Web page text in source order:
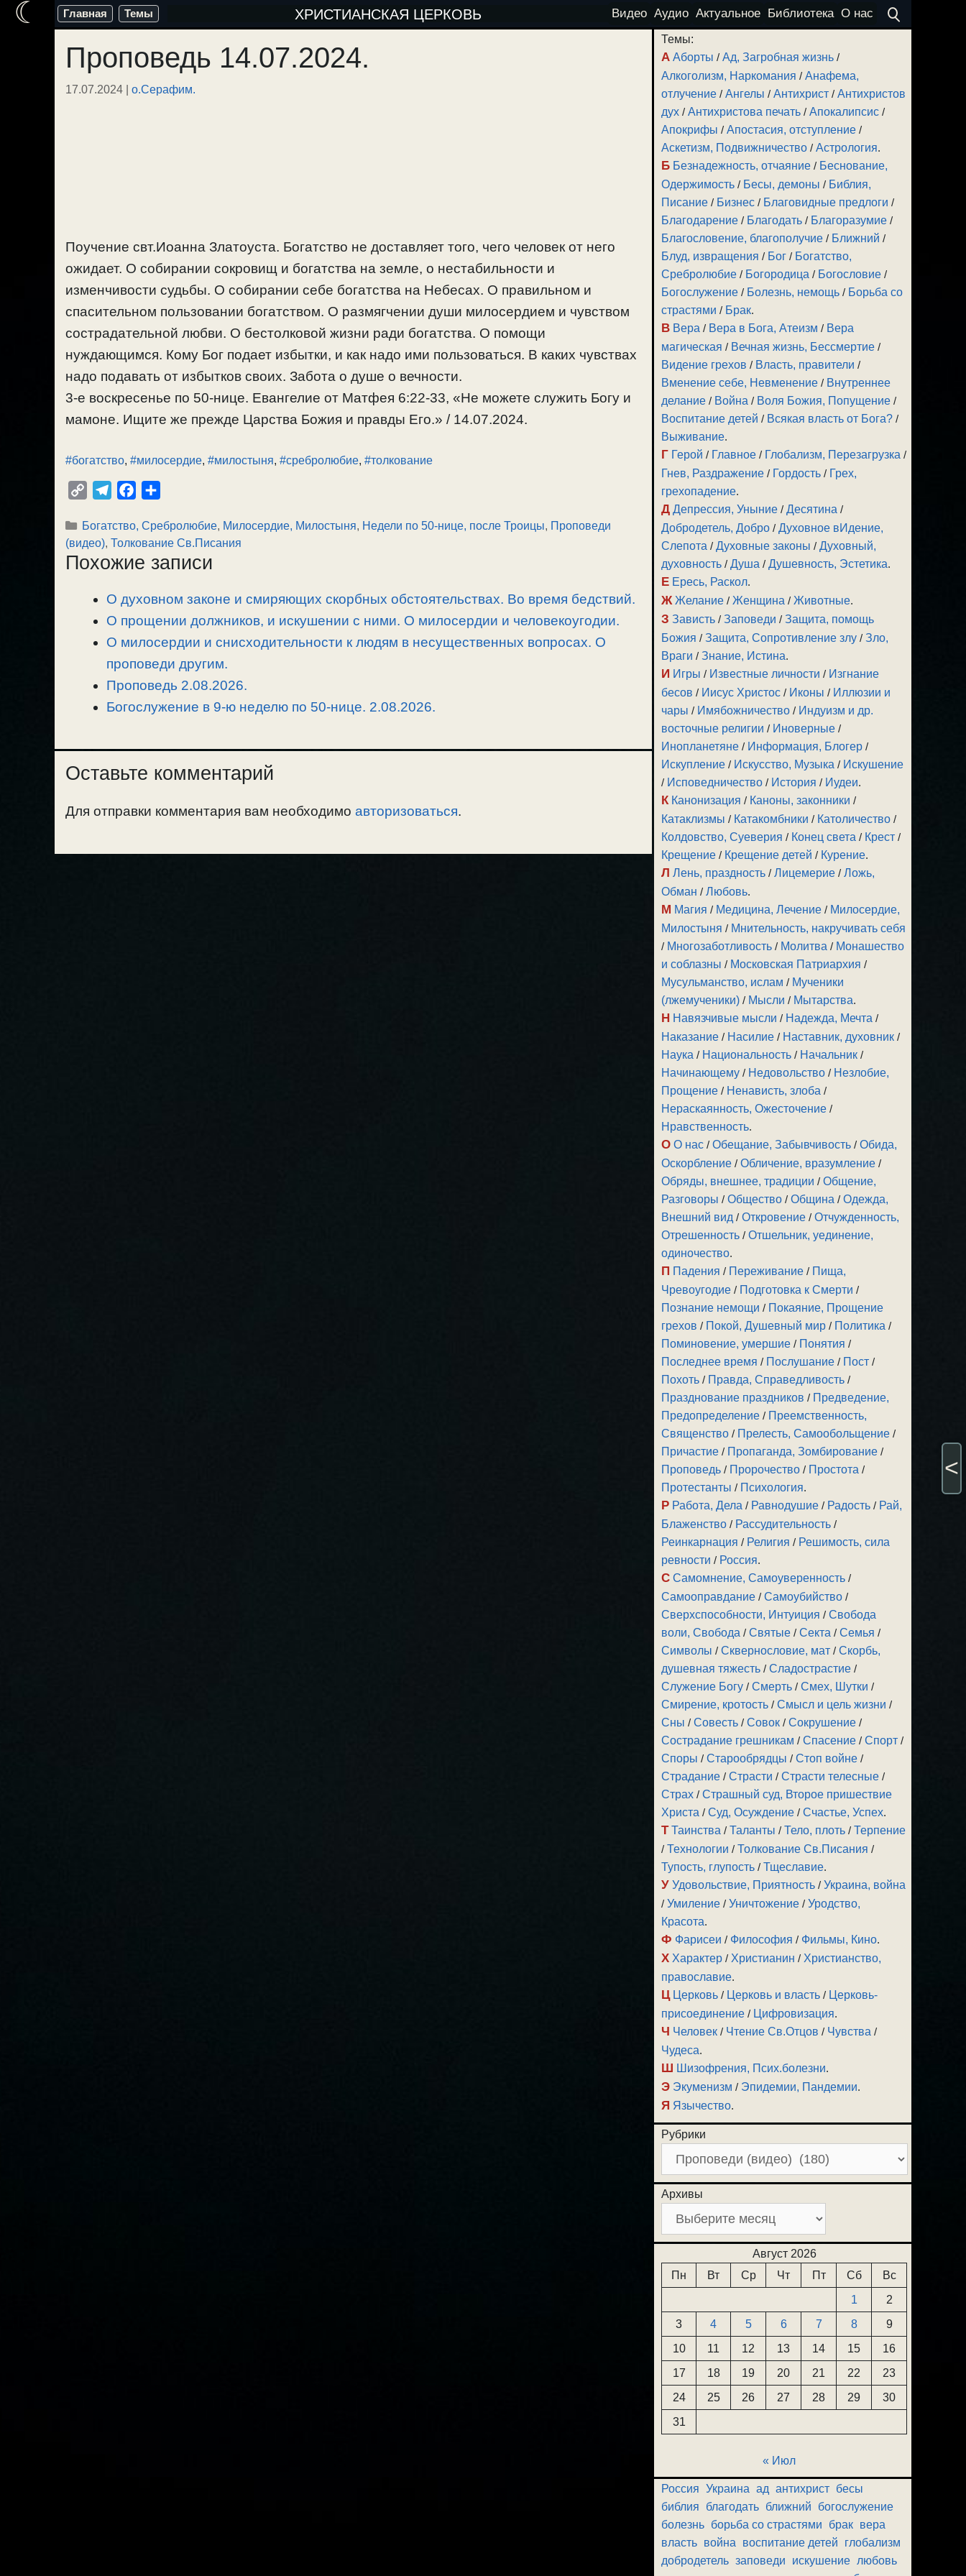
Перейти
содержимому
Главная Темы ХРИСТИАНСКАЯ ЦЕРКОВЬ Видео Аудио Актуальное Библиотека О нас
Проповедь 14.07.2024.
17.07.2024 | о.Серафим.
Поучение свт.Иоанна Златоуста. Богатство не доставляет того, чего человек от него
ожидает. О собирании сокровищ и богатства на земле, о нестабильности и
изменчивости судьбы. О собирании себе богатства на Небесах. О правильном и
спасительном пользовании богатством. О размягчении души милосердием и чувством
сострадательной любви. О бестолковой жизни ради богатства. О помощи
нуждающимся. Кому Бог подает избытки, и как надо ими пользоваться. В каких чувствах
надо подавать от избытков своих. Забота о душе о вечности.
3-е воскресенье по 50-нице. Евангелие от Матфея 6:22-33, «Не можете служить Богу и
мамоне. Ищите же прежде Царства Божия и правды Его.» / 14.07.2024.
#богатство, #милосердие, #милостыня, #сребролюбие, #толкование
p
y
L
l
e
g
a
m
c
e
b
o
k
п
р
а
и
т
ь
Рубрики
Богатство, Сребролюбие, Милосердие, Милостыня, Недели по 50-нице, после Троицы, Проповеди
(видео), Толкование Св.Писания
Похожие записи
О духовном законе и смиряющих скорбных обстоятельствах. Во время бедствий.
О прощении должников, и искушении с ними. О милосердии и человекоугодии.
О милосердии и снисходительности к людям в несущественных вопросах. О
проповеди другим.
Проповедь 2.08.2026.
Богослужение в 9-ю неделю по 50-нице. 2.08.2026.
Оставьте комментарий
Для отправки комментария вам необходимо авторизоваться.
Темы:
А Аборты /Ад, Загробная жизнь /
Алкоголизм, Наркомания /Анафема,
отлучение /Ангелы /Антихрист /Антихристов
дух /Антихристова печать /Апокалипсис /
Апокрифы /Апостасия, отступление /
Аскетизм, Подвижничество /Астрология.
Б Безнадежность, отчаяние / Беснование,
Одержимость / Бесы, демоны / Библия,
Писание / Бизнес / Благовидные предлоги /
Благодарение / Благодать / Благоразумие /
Благословение, благополучие / Ближний /
Блуд, извращения / Бог / Богатство,
Сребролюбие / Богородица / Богословие /
Богослужение / Болезнь, немощь / Борьба со
страстями / Брак.
В Вера / Вера в Бога, Атеизм / Вера
магическая / Вечная жизнь, Бессмертие /
Видение грехов / Власть, правители /
Вменение себе, Невменение / Внутреннее
делание / Война / Воля Божия, Попущение /
Воспитание детей / Всякая власть от Бога? /
Выживание.
Г Герой / Главное / Глобализм, Перезагрузка /
Гнев, Раздражение / Гордость / Грех,
грехопадение.
Д Депрессия, Уныние /Десятина /
Добродетель, Добро /Духовное вИдение,
Слепота /Духовные законы /Духовный,
духовность /Душа /Душевность, Эстетика.
Е Ересь, Раскол.
Ж Желание /Женщина /Животные.
З Зависть /Заповеди /Защита, помощь
Божия /Защита, Сопротивление злу /Зло,
Враги /Знание, Истина.
И Игры / Известные личности / Изгнание
бесов / Иисус Христос / Иконы / Иллюзии и
чары / Имябожничество / Индуизм и др.
восточные религии / Иноверные /
Инопланетяне / Информация, Блогер /
Искупление / Искусство, Музыка / Искушение
/ Исповедничество / История / Иудеи.
К Канонизация / Каноны, законники /
Катаклизмы / Катакомбники / Католичество /
Колдовство, Суеверия / Конец света / Крест /
Крещение / Крещение детей / Курение.
Л Лень, праздность /Лицемерие /Ложь,
Обман /Любовь.
М Магия / Медицина, Лечение / Милосердие,
Милостыня / Мнительность, накручивать себя
/ Многозаботливость / Молитва / Монашество
и соблазны / Московская Патриархия /
Мусульманство, ислам / Мученики
(лжемученики) / Мысли / Мытарства.
Н Навязчивые мысли / Надежда, Мечта /
Наказание / Насилие / Наставник, духовник /
Наука / Национальность / Начальник /
Начинающему / Недовольство / Незлобие,
Прощение / Ненависть, злоба /
Нераскаянность, Ожесточение /
Нравственность.
О О нас /Обещание, Забывчивость /Обида,
Оскорбление /Обличение, вразумление /
Обряды, внешнее, традиции /Общение,
Разговоры /Общество /Община /Одежда,
Внешний вид /Откровение /Отчужденность,
Отрешенность /Отшельник, уединение,
одиночество.
П Падения / Переживание / Пища,
Чревоугодие / Подготовка к Смерти /
Познание немощи / Покаяние, Прощение
грехов / Покой, Душевный мир / Политика /
Поминовение, умершие / Понятия /
Последнее время / Послушание / Пост /
Похоть / Правда, Справедливость /
Празднование праздников / Предведение,
Предопределение / Преемственность,
Священство / Прелесть, Самообольщение /
Причастие / Пропаганда, Зомбирование /
Проповедь / Пророчество / Простота /
Протестанты / Психология.
Р Работа, Дела / Равнодушие / Радость / Рай,
Блаженство / Рассудительность /
Реинкарнация / Религия / Решимость, сила
ревности / Россия.
С Самомнение, Самоуверенность /
Самооправдание /Самоубийство /
Сверхспособности, Интуиция /Свобода
воли, Свобода /Святые /Секта /Семья /
Символы /Сквернословие, мат /Скорбь,
душевная тяжесть /Сладострастие /
Служение Богу /Смерть /Смех, Шутки /
Смирение, кротость /Смысл и цель жизни /
Сны /Совесть /Совок /Сокрушение /
Сострадание грешникам /Спасение /Спорт /
Споры /Старообрядцы /Стоп войне /
Страдание /Страсти /Страсти телесные /
Страх /Страшный суд, Второе пришествие
Христа /Суд, Осуждение /Счастье, Успех.
Т Таинства /Таланты /Тело, плоть /Терпение
/Технологии /Толкование Св.Писания /
Тупость, глупость /Тщеславие.
У Удовольствие, Приятность /Украина, война
/Умиление /Уничтожение /Уродство,
Красота.
Ф Фарисеи / Философия / Фильмы, Кино.
Х Характер / Христианин / Христианство,
православие.
Ц Церковь / Церковь и власть / Церковь-
присоединение / Цифровизация.
Ч Человек / Чтение Св.Отцов / Чувства /
Чудеса.
Ш Шизофрения, Псих.болезни.
Э Экуменизм / Эпидемии, Пандемии.
Я Язычество.
Рубрики
Архивы
Август 2026
Пн
Вт Ср Чт Пт Сб
Вс
1
2
3
4 5 6 7 8
9
10
11 12 13 14 15
16
17
18 19 20 21 22
23
24
25 26 27 28 29
30
31
« Июл
Россия Украина ад антихрист бесы
библия
благодать ближний
богослужение
болезнь борьба со страстями брак вера
власть война воспитание детей
глобализм
добродетель заповеди искушение любовь
☾
<